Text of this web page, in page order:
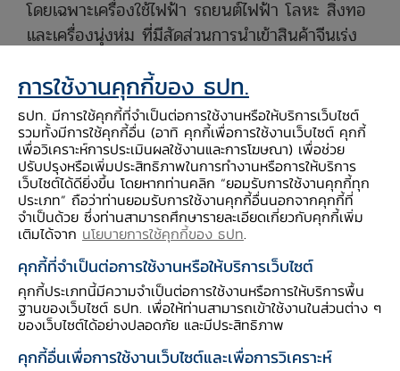
โดยเฉพาะเครื่องใช้ไฟฟ้า รถยนต์ไฟฟ้า โลหะ สิ่งทอ
และเครื่องนุ่งห่ม ที่มีสัดส่วนการนำเข้าสินค้าจีนเร่ง
2. สงครามราคาและการชะลอตัวในอุตสาหกรรม
การใช้งานคุกกี้ของ ธปท.
ธปท. มีการใช้คุกกี้ที่จำเป็นต่อการใช้งานหรือให้บริการเว็บไซต์
รวมทั้งมีการใช้คุกกี้อื่น (อาทิ คุกกี้เพื่อการใช้งานเว็บไซต์ คุกกี้
เพื่อวิเคราะห์การประเมินผลใช้งานและการโฆษณา) เพื่อช่วย
ปรับปรุงหรือเพิ่มประสิทธิภาพในการทำงานหรือการให้บริการ
เว็บไซต์ได้ดียิ่งขึ้น โดยหากท่านคลิก “ยอมรับการใช้งานคุกกี้ทุก
ประเภท” ถือว่าท่านยอมรับการใช้งานคุกกี้อื่นนอกจากคุกกี้ที่
จำเป็นด้วย ซึ่งท่านสามารถศึกษารายละเอียดเกี่ยวกับคุกกี้เพิ่ม
เติมได้จาก นโยบายการใช้คุกกี้ของ ธปท.
คุกกี้ที่จำเป็นต่อการใช้งานหรือให้บริการเว็บไซต์
คุกกี้ประเภทนี้มีความจำเป็นต่อการใช้งานหรือการให้บริการพื้น
ฐานของเว็บไซต์ ธปท. เพื่อให้ท่านสามารถเข้าใช้งานในส่วนต่าง ๆ
ของเว็บไซต์ได้อย่างปลอดภัย และมีประสิทธิภาพ
คุกกี้อื่นเพื่อการใช้งานเว็บไซต์และเพื่อการวิเคราะห์